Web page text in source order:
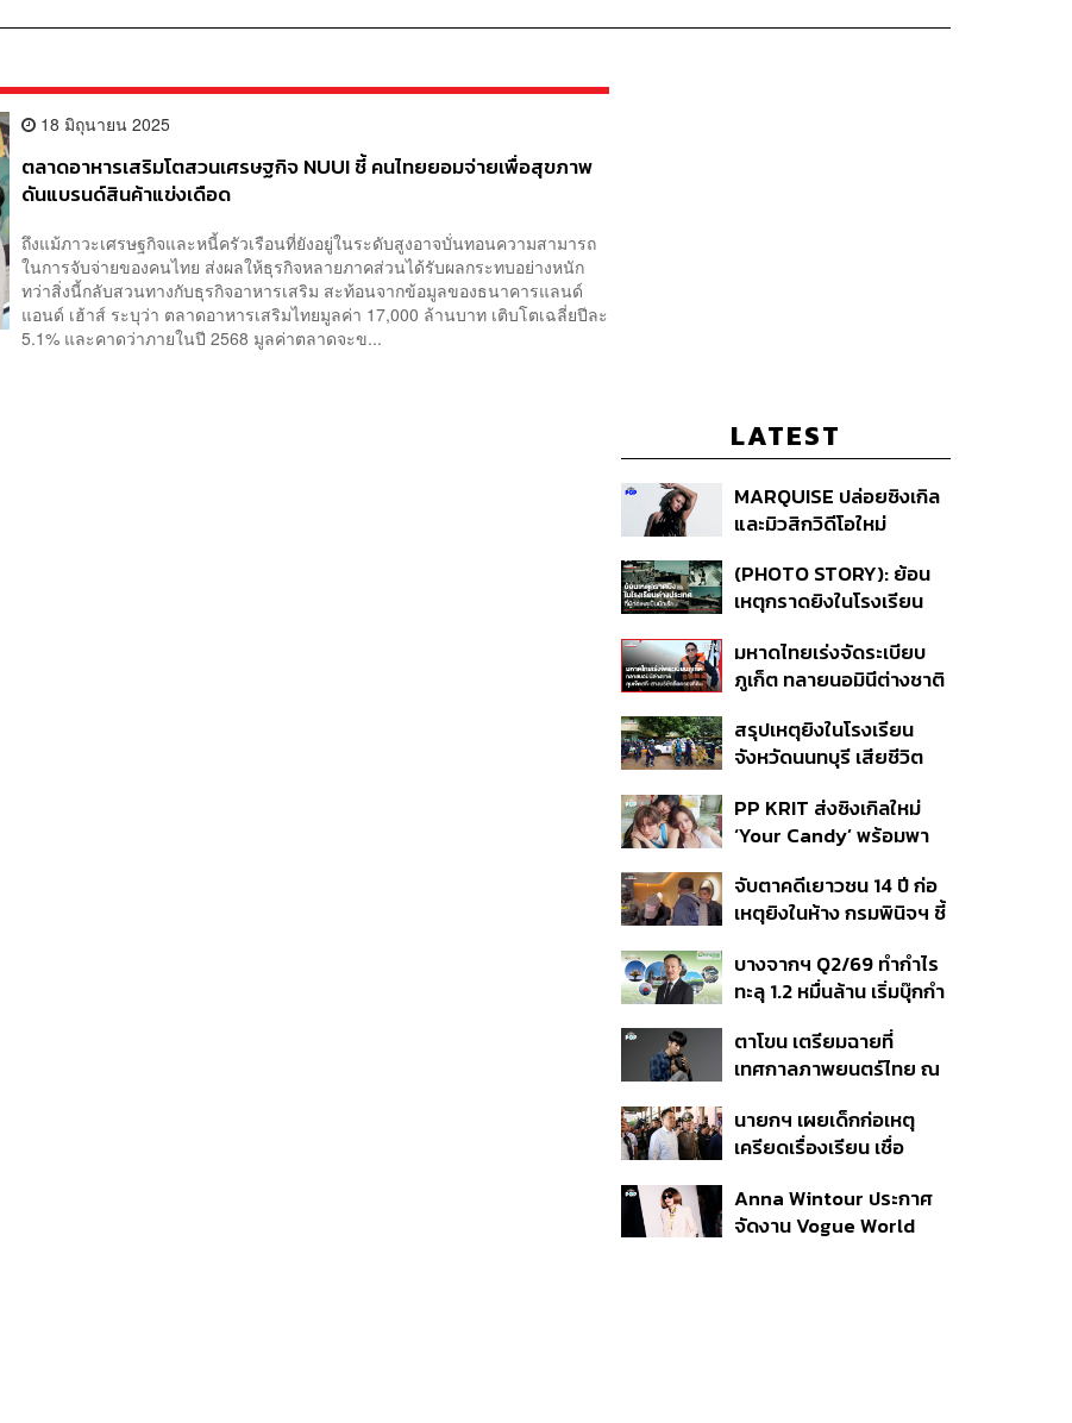
18 มิถุนายน 2025
ตลาดอาหารเสริมโตสวนเศรษฐกิจ NUUI ชี้ คนไทยยอมจ่ายเพื่อสุขภาพ
ดันแบรนด์สินค้าแข่งเดือด
ถึงแม้ภาวะเศรษฐกิจและหนี้ครัวเรือนที่ยังอยู่ในระดับสูงอาจบั่นทอนความสามารถ
ในการจับจ่ายของคนไทย ส่งผลให้ธุรกิจหลายภาคส่วนได้รับผลกระทบอย่างหนัก
ทว่าสิ่งนี้กลับสวนทางกับธุรกิจอาหารเสริม สะท้อนจากข้อมูลของธนาคารแลนด์
แอนด์ เฮ้าส์ ระบุว่า ตลาดอาหารเสริมไทยมูลค่า 17,000 ล้านบาท เติบโตเฉลี่ยปีละ
5.1% และคาดว่าภายในปี 2568 มูลค่าตลาดจะข...
LATEST
MARQUISE ปล่อยซิงเกิล
และมิวสิกวิดีโอใหม่
สัมพันธ์สุด Toxic
(PHOTO STORY): ย้อน
เหตุกราดยิงในโรงเรียน
นักเรียน
มหาดไทยเร่งจัดระเบียบ
ภูเก็ต ทลายนอมินีต่างชาติ
ที่ดิน เคลียร์ใบอนุญาต
โรงแรมค้าง 7 ปี
สรุปเหตุยิงในโรงเรียน
จังหวัดนนทบุรี เสียชีวิต
ปมค้นประวัติคดีกราดยิงที่
สหรัฐฯ
PP KRIT ส่งซิงเกิลใหม่
‘Your Candy’ พร้อมพา
สิกวิดีโอ
จับตาคดีเยาวชน 14 ปี ก่อ
เหตุยิงในห้าง กรมพินิจฯ ชี้
เนื่อง ประเมินปล่อยตัว
บางจากฯ Q2/69 ทำกำไร
ทะลุ 1.2 หมื่นล้าน เริ่มบุ๊กกำ
แรก หนุนรายได้ครึ่งปีทะลุ
3.2 แสนล้าน
ตาโขน เตรียมฉายที่
เทศกาลภาพยนตร์ไทย ณ
นายกฯ เผยเด็กก่อเหตุ
เครียดเรื่องเรียน เชื่อ
กระสุนอีกกว่า 30 นัด หาก
ไม่จบชีวิตตัวเองอาจสูญ
Anna Wintour ประกาศ
จัดงาน Vogue World